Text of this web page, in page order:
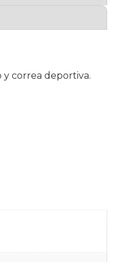
correa deportiva.